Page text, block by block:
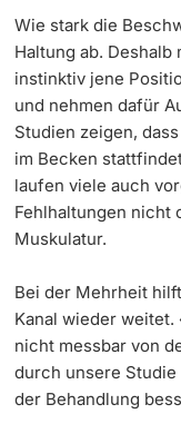
Wie stark die
Haltung ab.
instinktiv jene
und nehmen dafür
Studien zeigen,
im Becken
laufen viele auch
Fehlhaltungen nicht
Muskulatur.
Bei der Mehrheit
Kanal wieder
nicht messbar von
durch unsere
der Behandlung